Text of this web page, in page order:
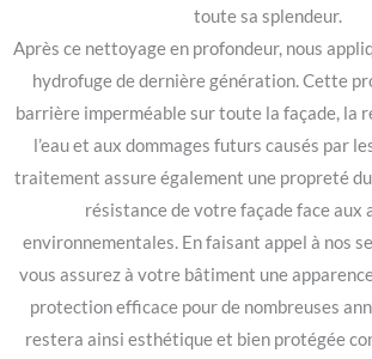
toute sa splendeur.
Après ce nettoyage en profondeur, nous
hydrofuge de dernière génération. Cette
barrière imperméable sur toute la façade, la
l’eau et aux dommages futurs causés par
traitement assure également une propreté
résistance de votre façade face aux
environnementales. En faisant appel à nos
vous assurez à votre bâtiment une
protection efficace pour de nombreuses
restera ainsi esthétique et bien protégée